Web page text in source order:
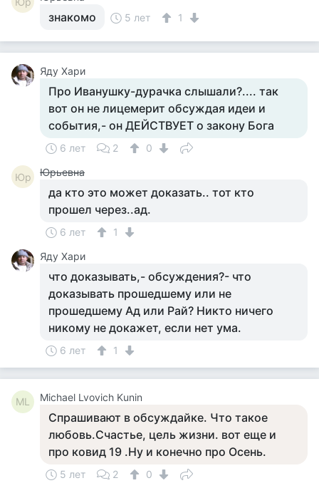
знакомо 5 лет 1
Яду Хари
Про Иванушку-дурачка слышали?.... так
вот он не лицемерит обсуждая идеи и
события,- он ДЕЙСТВУЕТ о закону Бога
6 лет 2 0
Юр Юрьевна
да кто это может доказать.. тот кто
прошел через..ад.
6 лет
1
Яду Хари
что доказывать,- обсуждения?- что
доказывать прошедшему или не
прошедшему Ад или Рай? Никто ничего
никому не докажет, если нет ума.
6 лет 1
ML Michael Lvovich Kunin
Спрашивают в обсуждайке. Что такое
любовь.Счастье, цель жизни. вот еще и
про ковид 19 .Ну и конечно про Осень.
5 лет 2 0